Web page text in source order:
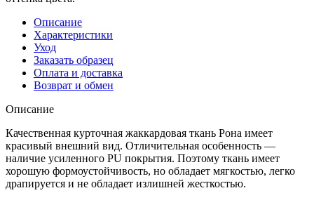
Описание
Характеристики
Уход
Заказать образец
Оплата и доставка
Возврат и обмен
Описание
Качественная курточная жаккардовая ткань Рона имеет
красивый внешний вид. Отличительная особенность ―
наличие усиленного PU покрытия. Поэтому ткань имеет
хорошую формоустойчивость, но обладает мягкостью, легко
драпируется и не обладает излишней жесткостью.